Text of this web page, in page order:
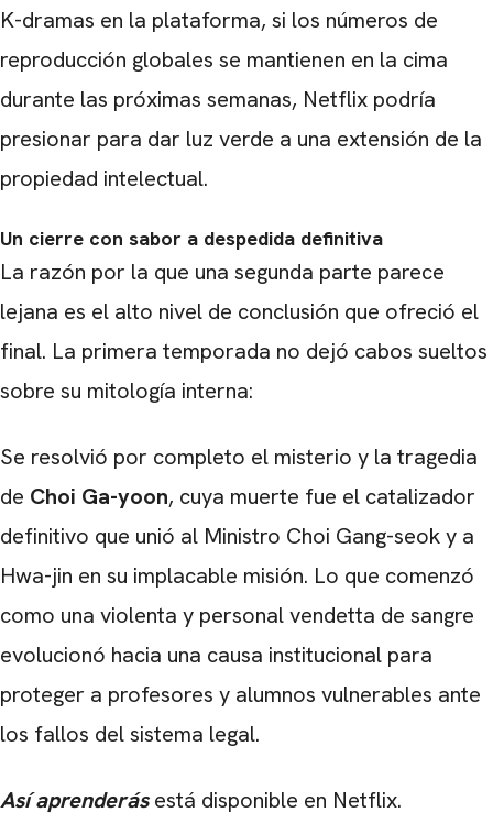
K-dramas en la plataforma, si los números de
reproducción globales se mantienen en la cima
durante las próximas semanas, Netflix podría
presionar para dar luz verde a una extensión de la
propiedad intelectual.
Un cierre con sabor a despedida definitiva
La razón por la que una segunda parte parece
lejana es el alto nivel de conclusión que ofreció el
final. La primera temporada no dejó cabos sueltos
sobre su mitología interna:
Se resolvió por completo el misterio y la tragedia
de Choi Ga-yoon, cuya muerte fue el catalizador
definitivo que unió al Ministro Choi Gang-seok y a
Hwa-jin en su implacable misión. Lo que comenzó
como una violenta y personal vendetta de sangre
evolucionó hacia una causa institucional para
proteger a profesores y alumnos vulnerables ante
los fallos del sistema legal.
Así aprenderásestá disponible en Netflix.